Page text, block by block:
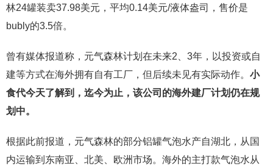
林24罐装卖37.98美元，平均0.14美元/液体盎司，售价是
bubly的3.5倍。
曾有媒体报道称，元气森林计划在未来2、3年，以投资或自
建等方式在海外拥有自有工厂，但后续未见有实际动作。 小
食代今天了解到，迄今为止，该公司的海外建厂计划仍在规
划中。
根据此前报道，元气森林的部分铝罐气泡水产自湖北，从国
内运输到东南亚、北美、欧洲市场。海外的主打款气泡水从